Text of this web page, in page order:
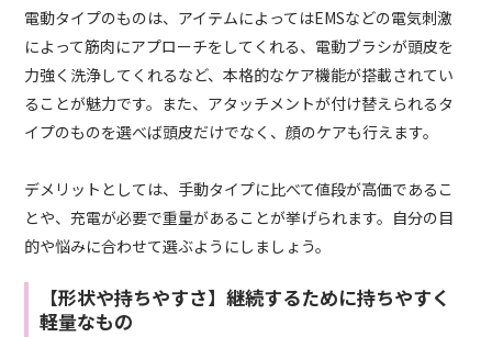
電動タイプのものは、アイテムによってはEMSなどの電気刺激
によって筋肉にアプローチをしてくれる、電動ブラシが頭皮を
力強く洗浄してくれるなど、本格的なケア機能が搭載されてい
ることが魅力です。また、アタッチメントが付け替えられるタ
イプのものを選べば頭皮だけでなく、顔のケアも行えます。
デメリットとしては、手動タイプに比べて値段が高価であるこ
とや、充電が必要で重量があることが挙げられます。自分の目
的や悩みに合わせて選ぶようにしましょう。
【形状や持ちやすさ】継続するために持ちやすく
軽量なもの